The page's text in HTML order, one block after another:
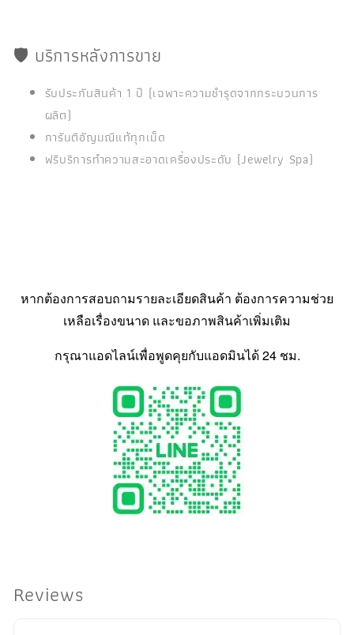
🛡️ บริการหลังการขาย
รับประกันสินค้า 1 ปี (เฉพาะความชำรุดจากกระบวนการ
ผลิต)
การันตีอัญมณีแท้ทุกเม็ด
ฟรีบริการทำความสะอาดเครื่องประดับ (Jewelry Spa)
หากต้องการสอบถามรายละเอียดสินค้า ต้องการความช่วย
เหลือเรื่องขนาด และขอภาพสินค้าเพิ่มเติม
กรุณาแอดไลน์เพื่อพูดคุยกับแอดมินได้ 24 ชม.
Reviews